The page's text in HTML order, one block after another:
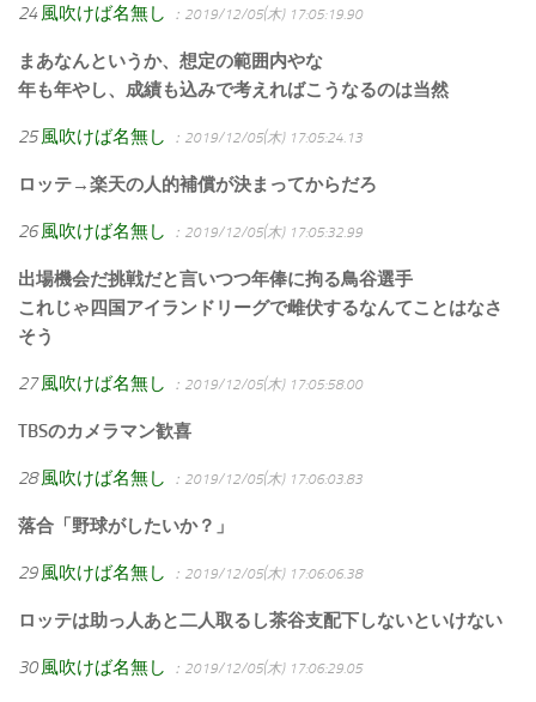
24 風吹けば名無し ：2019/12/05(木) 17:05:19.90
まあなんというか、想定の範囲内やな
年も年やし、成績も込みで考えればこうなるのは当然
25 風吹けば名無し ：2019/12/05(木) 17:05:24.13
ロッテ→楽天の人的補償が決まってからだろ
26 風吹けば名無し ：2019/12/05(木) 17:05:32.99
出場機会だ挑戦だと言いつつ年俸に拘る鳥谷選手
これじゃ四国アイランドリーグで雌伏するなんてことはなさ
そう
27 風吹けば名無し ：2019/12/05(木) 17:05:58.00
TBSのカメラマン歓喜
28 風吹けば名無し ：2019/12/05(木) 17:06:03.83
落合「野球がしたいか？」
29 風吹けば名無し ：2019/12/05(木) 17:06:06.38
ロッテは助っ人あと二人取るし茶谷支配下しないといけない
30 風吹けば名無し ：2019/12/05(木) 17:06:29.05